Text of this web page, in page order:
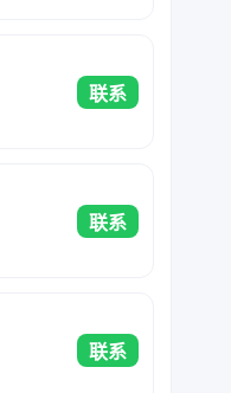
联系
联系
联系